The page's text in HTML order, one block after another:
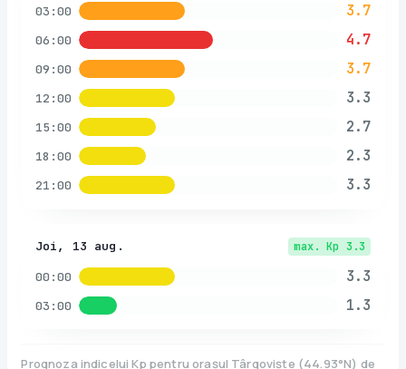
03:00 3.7
06:00 4.7
09:00 3.7
12:00 3.3
15:00 2.7
18:00 2.3
21:00 3.3
Joi, 13 aug. max. Kp 3.3
00:00 3.3
03:00 1.3
Prognoza indicelui Kp pentru orașul Târgoviște (44.93°N) de